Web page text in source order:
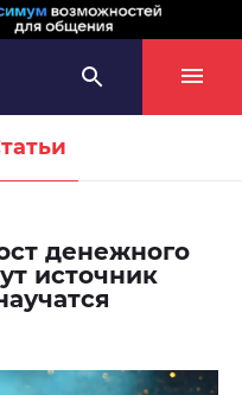
денежного
источник